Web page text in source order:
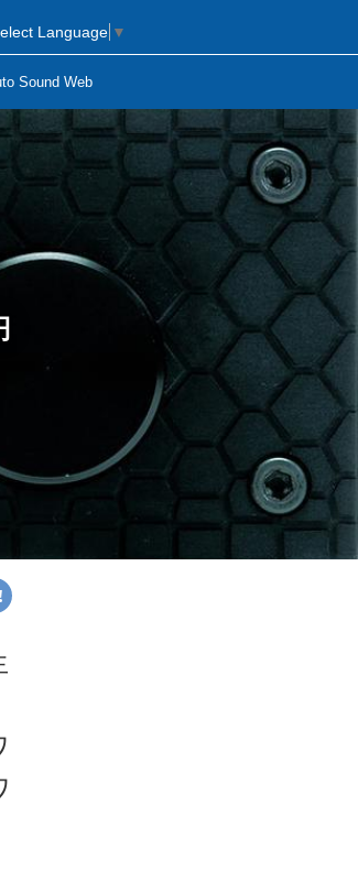
Sound Web
Language ▼